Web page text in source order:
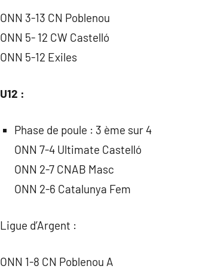
ONN 3-13 CN Poblenou
ONN 5- 12 CW Castelló
ONN 5-12 Exiles
U12 :
Phase de poule : 3 ème sur 4
ONN 7-4 Ultimate Castelló
ONN 2-7 CNAB Masc
ONN 2-6 Catalunya Fem
Ligue d’Argent :
ONN 1-8 CN Poblenou A